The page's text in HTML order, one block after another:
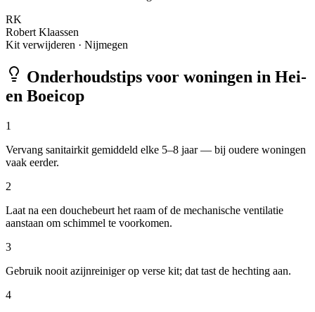
RK
Robert Klaassen
Kit verwijderen · Nijmegen
Onderhoudstips voor woningen in Hei-
en Boeicop
1
Vervang sanitairkit gemiddeld elke 5–8 jaar — bij oudere woningen
vaak eerder.
2
Laat na een douchebeurt het raam of de mechanische ventilatie
aanstaan om schimmel te voorkomen.
3
Gebruik nooit azijnreiniger op verse kit; dat tast de hechting aan.
4